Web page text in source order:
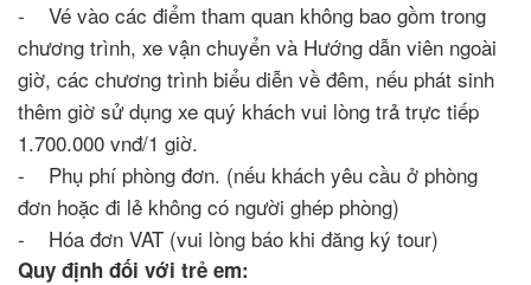
- Vé vào các điểm tham quan không bao gồm trong
chương trình, xe vận chuyển và Hướng dẫn viên ngoài
giờ, các chương trình biểu diễn về đêm, nếu phát sinh
thêm giờ sử dụng xe quý khách vui lòng trả trực tiếp
1.700.000 vnđ/1 giờ.
- Phụ phí phòng đơn. (nếu khách yêu cầu ở phòng
đơn hoặc đi lẻ không có người ghép phòng)
- Hóa đơn VAT (vui lòng báo khi đăng ký tour)
Quy định đối với trẻ em: